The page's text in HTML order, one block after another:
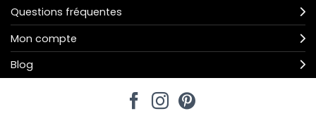
Questions fréquentes
Mon compte
Blog